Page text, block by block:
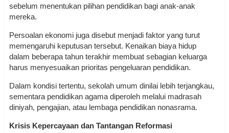
sebelum menentukan pilihan pendidikan bagi anak-anak
mereka.
Persoalan ekonomi juga disebut menjadi faktor yang turut
memengaruhi keputusan tersebut. Kenaikan biaya hidup
dalam beberapa tahun terakhir membuat sebagian keluarga
harus menyesuaikan prioritas pengeluaran pendidikan.
Dalam kondisi tertentu, sekolah umum dinilai lebih terjangkau,
sementara pendidikan agama diperoleh melalui madrasah
diniyah, pengajian, atau lembaga pendidikan nonasrama.
Krisis Kepercayaan dan Tantangan Reformasi